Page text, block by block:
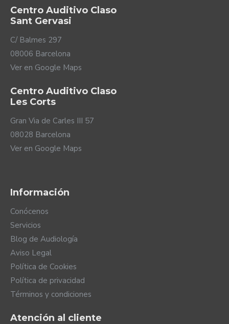
Centro Auditivo Claso
Sant Gervasi
C/ Balmes 297
08006 Barcelona
Ver en Google Maps
Centro Auditivo Claso
Les Corts
Gran Via de Carles III 57
08028 Barcelona
Ver en Google Maps
Información
Conócenos
Servicios
Blog de Audiología
Aviso Legal
Política de Cookies
Política de privacidad
Términos y condiciones
Atención al cliente